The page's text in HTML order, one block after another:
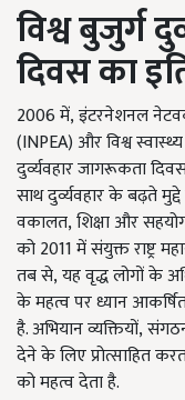
विश्व बुजुर्ग
दिवस का
2006में,इंटरनेशनल
(INPEA) और विश्व
दुर्व्यवहार जागरूकता
साथ दुर्व्यवहार के बढ़ते
वकालत,शिक्षा और
को2011में संयुक्त राष्ट्र
तब से,यह वृद्ध लोगों के
के महत्व पर ध्यान
है. अभियान व्यक्तियों,
देने के लिए प्रोत्साहित
को महत्व देता है.